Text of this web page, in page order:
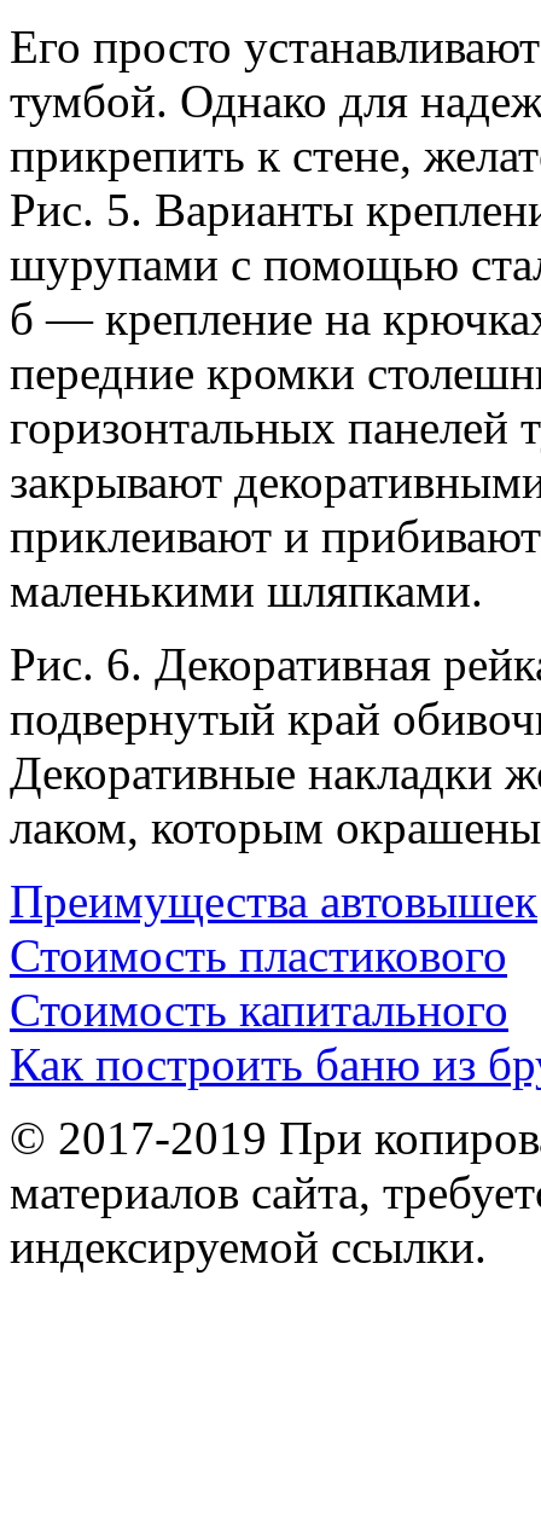
Его просто
тумбой. Однако для
прикрепить к стене,
Рис. 5. Варианты
шурупами с помощью
б — крепление на
передние кромки
горизонтальных панелей
закрывают
приклеивают и
маленькими шляпками.
Рис. 6. Декоративная
подвернутый край
Декоративные накладки
лаком, которым
Преимущества автовышек
Стоимость пластикового
Стоимость капитального
Как построить баню из
© 2017-2019 При
материалов сайта,
индексируемой ссылки.